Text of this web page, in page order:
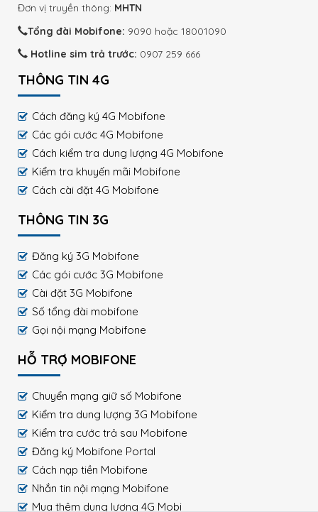
Đơn vị truyền thông: MHTN
Tổng đài Mobifone: 9090 hoặc 18001090
Hotline sim trả trước: 0907 259 666
THÔNG TIN 4G
Cách đăng ký 4G Mobifone
Các gói cước 4G Mobifone
Cách kiểm tra dung lượng 4G Mobifone
Kiểm tra khuyến mãi Mobifone
Cách cài đặt 4G Mobifone
THÔNG TIN 3G
Đăng ký 3G Mobifone
Các gói cước 3G Mobifone
Cài đặt 3G Mobifone
Số tổng đài mobifone
Gọi nội mạng Mobifone
HỖ TRỢ MOBIFONE
Chuyển mạng giữ số Mobifone
Kiểm tra dung lượng 3G Mobifone
Kiểm tra cước trả sau Mobifone
Đăng ký Mobifone Portal
Cách nạp tiền Mobifone
Nhắn tin nội mạng Mobifone
Mua thêm dung lượng 4G Mobi